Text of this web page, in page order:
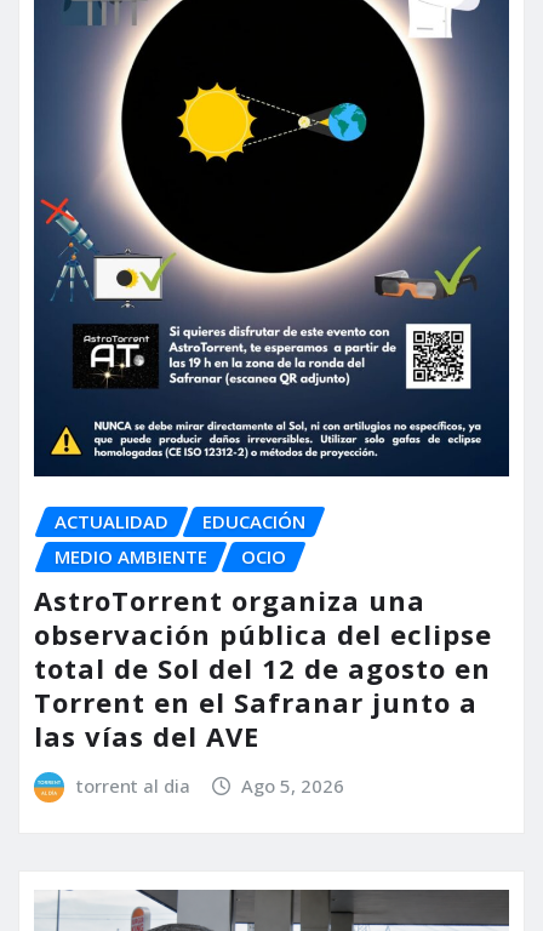
ACTUALIDAD
EDUCACIÓN
MEDIO AMBIENTE
OCIO
AstroTorrent organiza una
observación pública del eclipse
total de Sol del 12 de agosto en
Torrent en el Safranar junto a
las vías del AVE
torrent al dia Ago 5, 2026